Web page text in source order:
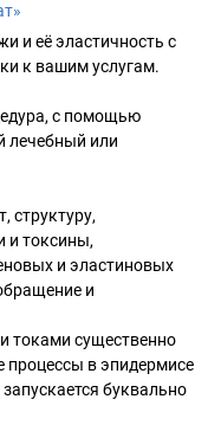
и её эластичность с
к вашим услугам.
с помощью
лечебный или
структуру,
и токсины,
и эластиновых
и
токами существенно
процессы в эпидермисе
буквально